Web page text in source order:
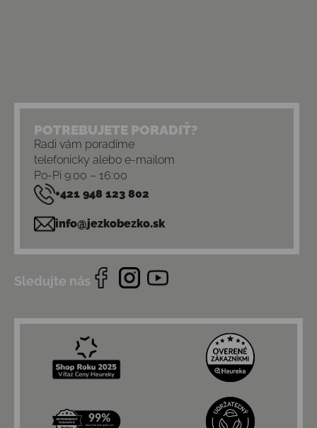
POTREBUJETE PORADIŤ?
Radi vám poradíme
telefonicky alebo e-mailom
Po-Pi 9:00 – 16:00
+421 948 123 802
info@jezkobezko.sk
Sledujte nás